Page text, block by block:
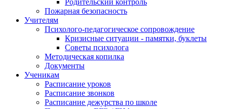
Родительский контроль
Пожарная безопасность
Учителям
Психолого-педагогическое сопровождение
Кризисные ситуации - памятки, буклеты
Советы психолога
Методическая копилка
Документы
Ученикам
Расписание уроков
Расписание звонков
Расписание дежурства по школе